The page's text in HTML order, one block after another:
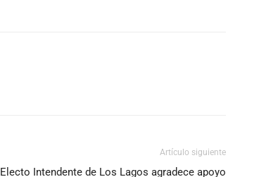
Artículo siguiente
Electo Intendente de Los Lagos agradece apoyo